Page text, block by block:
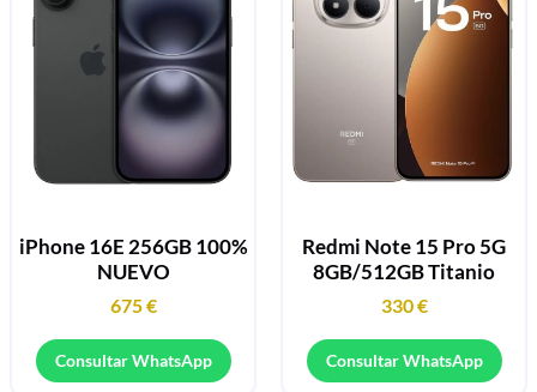
iPhone 16E 256GB 100%
NUEVO
675€
Consultar WhatsApp
Redmi Note 15 Pro 5G
8GB/512GB Titanio
330€
Consultar WhatsApp